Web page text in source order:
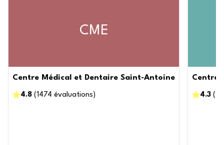
CME
Centre Médical et Dentaire Saint-Antoine
4.8 (1474 évaluations )
Centre
4.3 (